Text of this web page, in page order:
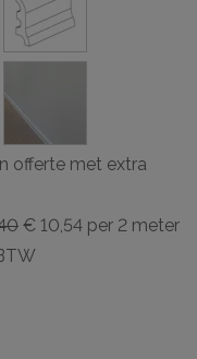
offerte met extra
€ 10,54 per 2 meter